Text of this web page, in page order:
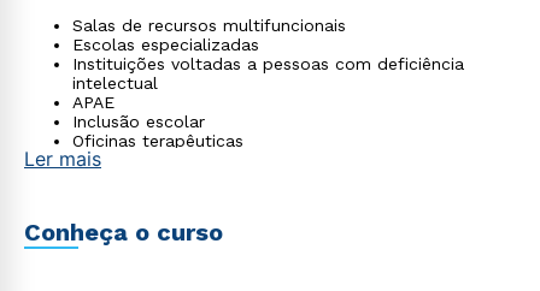
Salas de recursos multifuncionais
Escolas especializadas
Instituições voltadas a pessoas com deficiência
intelectual
APAE
Inclusão escolar
Oficinas terapêuticas
Programas de vida independente
Ler mais
Conheça o curso